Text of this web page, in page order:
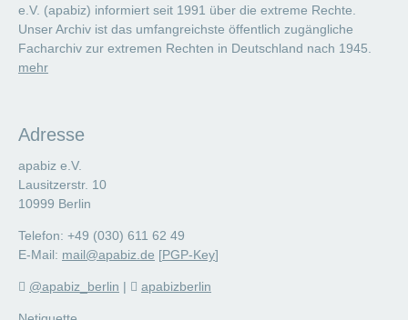
e.V. (apabiz) informiert seit 1991 über die extreme Rechte.
Unser Archiv ist das umfangreichste öffentlich zugängliche
Facharchiv zur extremen Rechten in Deutschland nach 1945.
mehr
Adresse
apabiz e.V.
Lausitzerstr. 10
10999 Berlin
Telefon: +49 (030) 611 62 49
E-Mail: mail@apabiz.de [PGP-Key]
@apabiz_berlin | apabizberlin